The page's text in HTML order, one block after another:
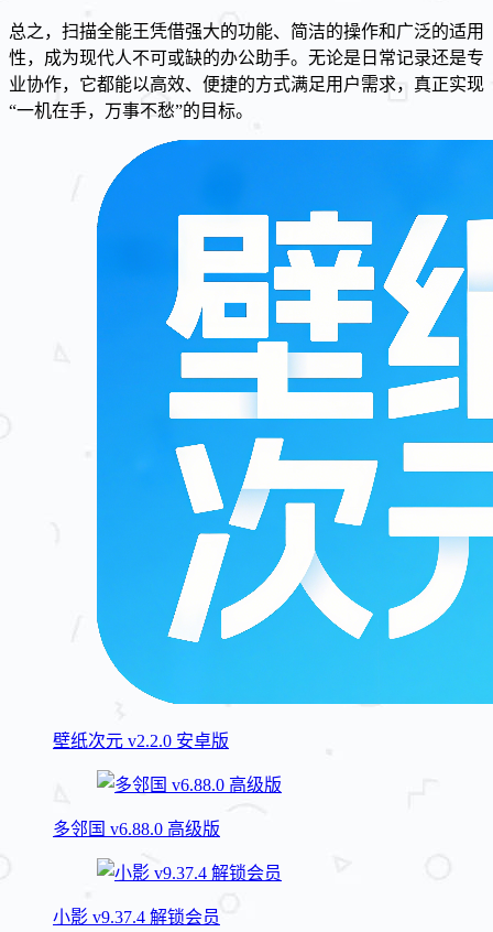
总之，扫描全能王凭借强大的功能、简洁的操作和广泛的适用
性，成为现代人不可或缺的办公助手。无论是日常记录还是专
业协作，它都能以高效、便捷的方式满足用户需求，真正实现
“一机在手，万事不愁”的目标。
壁纸次元 v2.2.0 安卓版
多邻国 v6.88.0 高级版
小影 v9.37.4 解锁会员